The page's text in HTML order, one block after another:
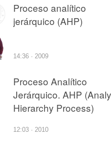
Proceso analítico
jerárquico (AHP)
14:36 · 2009
Proceso Analítico
Jerárquico. AHP
Hierarchy Process)
12:03 · 2010